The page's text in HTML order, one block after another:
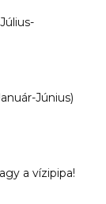
Június)
a vízipipa!